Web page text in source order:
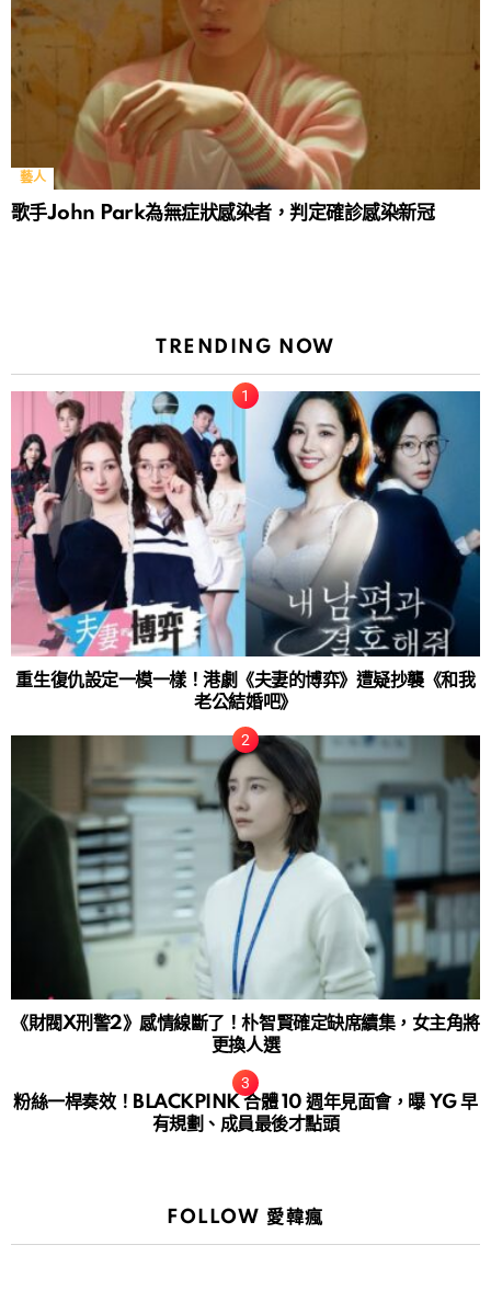
藝人
歌手John Park為無症狀感染者，判定確診感染新冠
TRENDING NOW
重生復仇設定一模一樣！港劇《夫妻的博弈》遭疑抄襲《和我
老公結婚吧》
《財閥X刑警2》感情線斷了！朴智賢確定缺席續集，女主角將
更換人選
粉絲一桿奏效！BLACKPINK 合體 10 週年見面會，曝 YG 早
有規劃、成員最後才點頭
FOLLOW 愛韓瘋